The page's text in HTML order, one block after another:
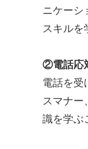
ニケーシ
スキルを
②電話応
電話を受
スマナー
識を学ぶ